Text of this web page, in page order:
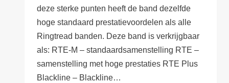
deze sterke punten heeft de band dezelfde
hoge standaard prestatievoordelen als alle
Ringtread banden. Deze band is verkrijgbaar
als: RTE-M – standaardsamenstelling RTE –
samenstelling met hoge prestaties RTE Plus
Blackline – Blackline…